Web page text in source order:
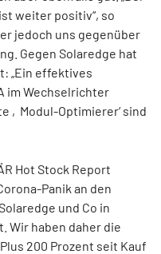
weiter positiv“, so
jedoch uns gegenüber
Gegen Solaredge hat
„Ein effektives
im Wechselrichter
‚Modul-Optimierer‘ sind
Hot Stock Report
Panik an den
und Co in
Wir haben daher die
200 Prozent seit Kauf